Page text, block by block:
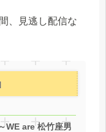
、見逃し配信な
WE are 松竹座男